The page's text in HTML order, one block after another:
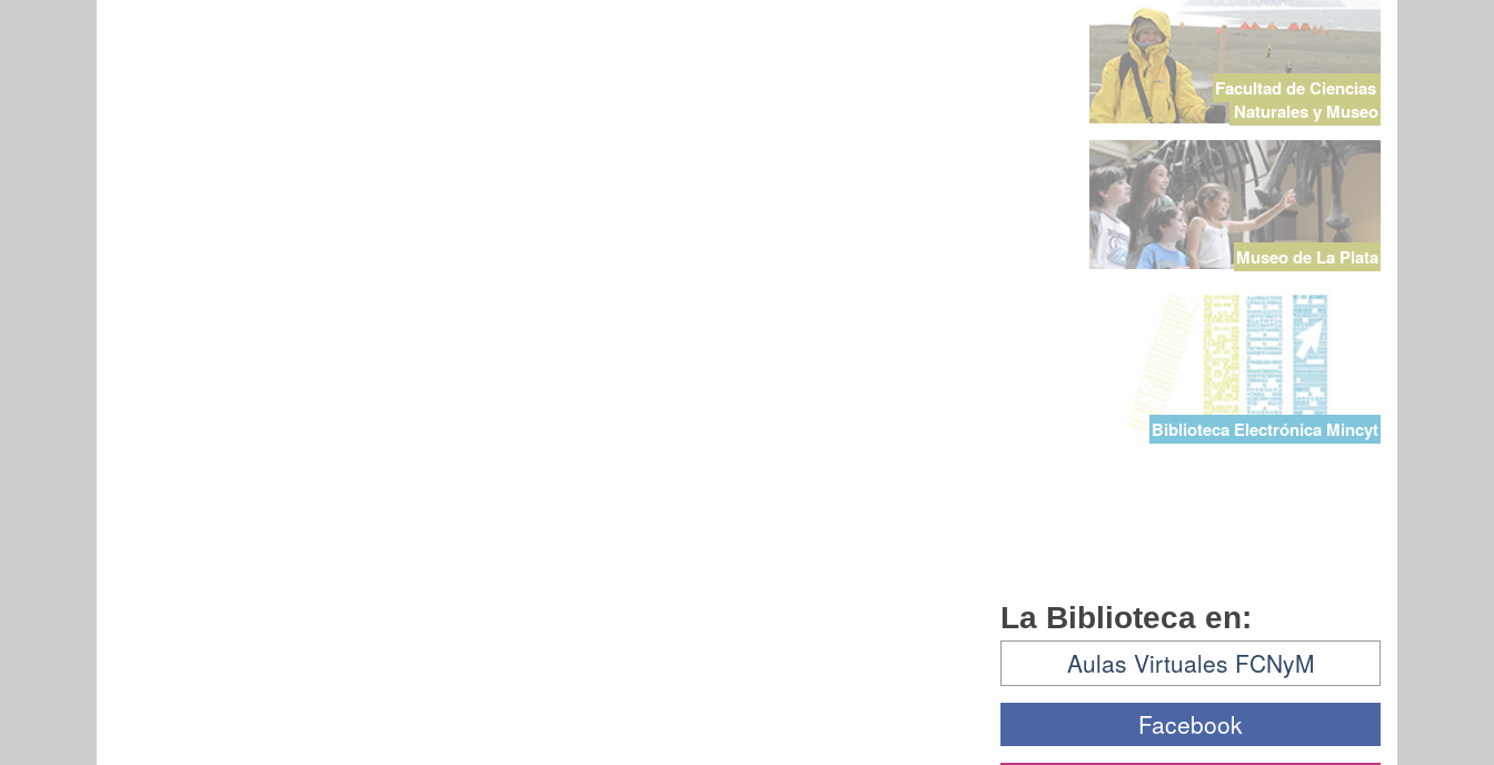
Facultad de Ciencias
Naturales y Museo
Museo de La Plata
Biblioteca Electrónica Mincyt
La Biblioteca en:
Aulas Virtuales FCNyM
Facebook